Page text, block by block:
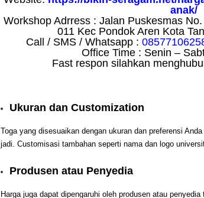
anak/
Workshop Adrress : Jalan Puskesmas
011 Kec Pondok Aren Kota
Call / SMS / Whatsapp :
Office Time : Senin –
Fast respon silahkan
Ukuran dan Customization
Toga yang disesuaikan dengan ukuran dan preferensi
jadi. Customisasi tambahan seperti nama dan logo
Produsen atau Penyedia
Harga juga dapat dipengaruhi oleh produsen atau